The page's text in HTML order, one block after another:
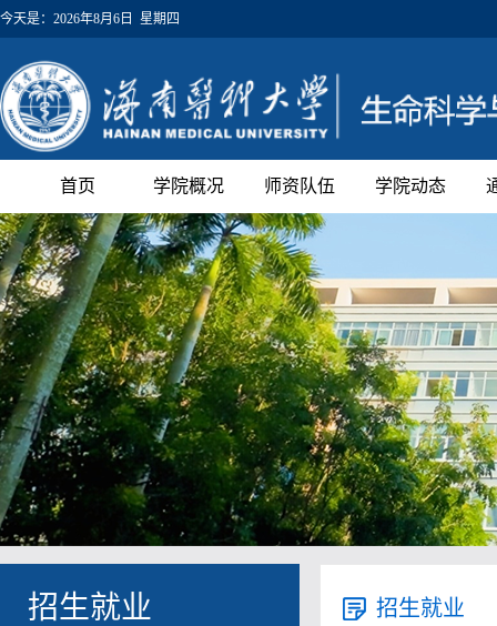
今天是： 2026年8月6日 星期四
首页 学院概况 师资队伍 学院动态
招生就业 招生就业